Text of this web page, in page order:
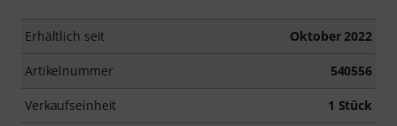
Erhältlich seit Oktober 2022
Artikelnummer 540556
Verkaufseinheit 1 Stück